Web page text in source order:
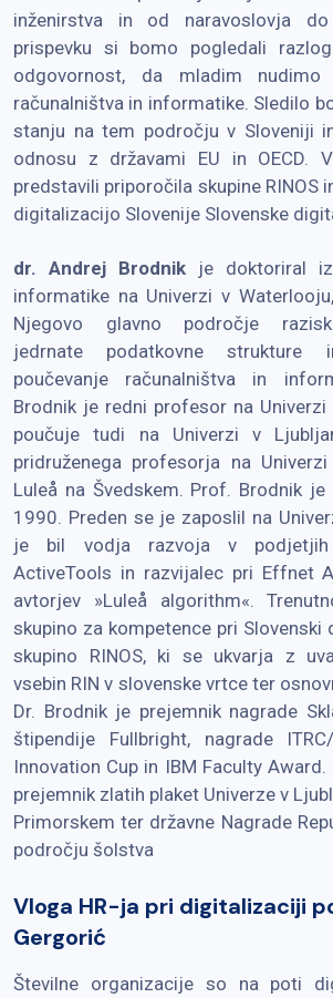
inženirstva in od naravoslovja
prispevku si bomo pogledali
odgovornost, da mladim nudimo
računalništva in informatike. Sledilo
stanju na tem področju v Sloveniji
odnosu z državami EU in OECD.
predstavili priporočila skupine RINOS
digitalizacijo Slovenije Slovenske
dr. Andrej Brodnik je doktoriral
informatike na Univerzi v
Njegovo glavno področje
jedrnate podatkovne
poučevanje računalništva in
Brodnik je redni profesor na
poučuje tudi na Univerzi v
pridruženega profesorja na
Luleå na Švedskem. Prof. Brodnik
1990. Preden se je zaposlil na
je bil vodja razvoja v podjetjih
ActiveTools in razvijalec pri Effnet
avtorjev »Luleå algorithm«.
skupino za kompetence pri Slovenski
skupino RINOS, ki se ukvarja z
vsebin RIN v slovenske vrtce ter
Dr. Brodnik je prejemnik nagrade
štipendije Fullbright, nagrade
Innovation Cup in IBM Faculty
prejemnik zlatih plaket Univerze v
Primorskem ter državne Nagrade
področju šolstva
Vloga HR-ja pri digitalizaciji
Gergorić
Številne organizacije so na poti